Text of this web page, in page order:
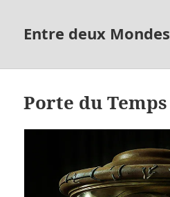
Entre deux Mondes
Porte du Temps